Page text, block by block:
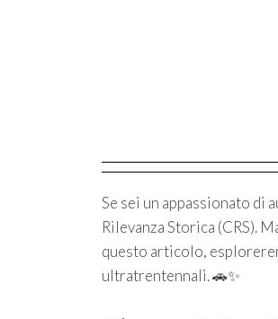
Se sei un appassionato di
Rilevanza Storica (CRS).
questo articolo,
ultratrentennali. 🚗✨